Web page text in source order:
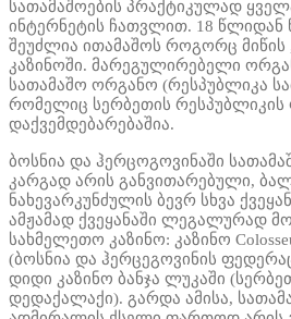
სათამაშოების პრაქტიკულად
ინტერნეტის ჩათვლით. 18 წლიდან
შეუძლია ითამაშოს როგორც მიწის
კაზინოში. მარეგულირებელი
სათამაშო ორგანო (რესპუბლიკა
რომელიც სერბეთის რესპუბლიკის
დაქვემდებარებაშია.
ბოსნია და ჰერცოგოვინაში
კარგად არის განვითარებული,
ნახევარკუნძულის ბევრ სხვა
ამჟამად ქვეყანაში ლეგალურად
სახმელეთო კაზინო: კაზინო
(ბოსნია და ჰერცეგოვინის
დიდი კაზინო ბანჯა ლუკაში
დედაქალაქი). გარდა ამისა,